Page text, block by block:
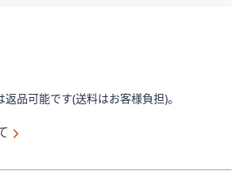
品可能です(送料はお客様負担)。